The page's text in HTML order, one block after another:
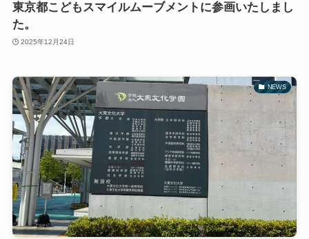
東京都こどもスマイルムーブメントに参画いたしまし
た。
2025年12月24日
NEWS